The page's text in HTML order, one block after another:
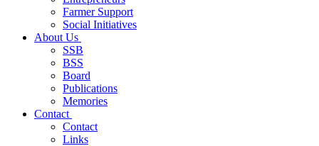
Farmer Support
Social Initiatives
About Us
SSB
BSS
Board
Publications
Memories
Contact
Contact
Links